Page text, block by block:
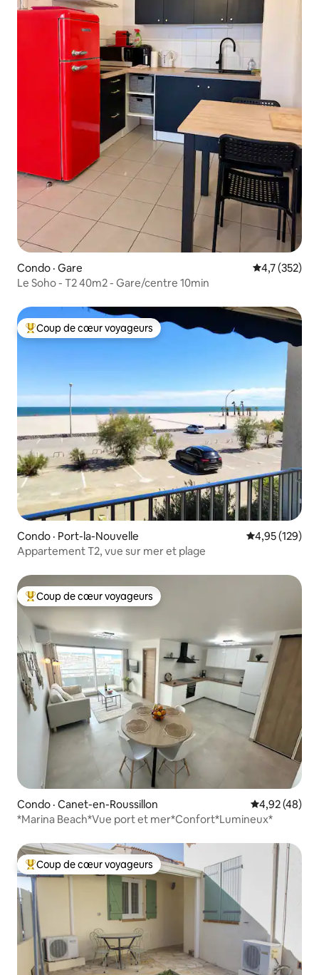
Condo · Gare Note
4,7 (352)
Le Soho - T2 40m2 - Gare/centre 10min
Coup de cœur voyageurs parmi les plus aimés
Coup de cœur voyageurs
Condo · Port-la-Nouvelle Note
4,95 (129)
Appartement T2, vue sur mer et plage
Coup de cœur voyageurs parmi les plus aimés
Coup de cœur voyageurs
Condo · Canet-en-Roussillon Note
4,92 (48)
*Marina Beach*Vue port et mer*Confort*Lumineux*
Coup de cœur voyageurs parmi les plus aimés
Coup de cœur voyageurs